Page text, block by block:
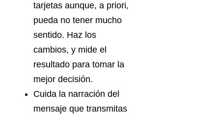
tarjetas aunque, a priori,
pueda no tener mucho
sentido. Haz los
cambios, y mide el
resultado para tomar la
mejor decisión.
Cuida la narración del
mensaje que transmitas